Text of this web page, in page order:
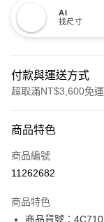
AI
找尺寸
付款與運送方式
超取滿NT$3,600免運
信用卡一次付款
信用卡分期付款
合作金庫商業銀行
LINE Pay
商品特色
商品編號
11262682
商品特色
商品貨號：